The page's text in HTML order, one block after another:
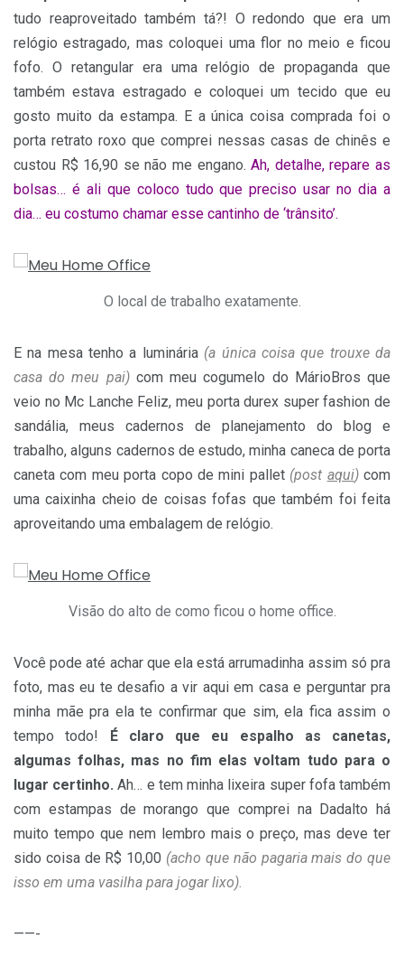
tudo reaproveitado também tá?! O redondo que era um
relógio estragado, mas coloquei uma flor no meio e ficou
fofo. O retangular era uma relógio de propaganda que
também estava estragado e coloquei um tecido que eu
gosto muito da estampa. E a única coisa comprada foi o
porta retrato roxo que comprei nessas casas de chinês e
custou R$ 16,90 se não me engano.Ah, detalhe, repare as
bolsas… é ali que coloco tudo que preciso usar no dia a
dia… eu costumo chamar esse cantinho de ‘trânsito’.
O local de trabalho exatamente.
E na mesa tenho a luminária (a única coisa que trouxe da
casa do meu pai)com meu cogumelo do MárioBros que
veio no Mc Lanche Feliz, meu porta durex super fashion de
sandália, meus cadernos de planejamento do blog e
trabalho, alguns cadernos de estudo, minha caneca de porta
caneta com meu porta copo de mini pallet (post aqui)com
uma caixinha cheio de coisas fofas que também foi feita
aproveitando uma embalagem de relógio.
Visão do alto de como ficou o home office.
Você pode até achar que ela está arrumadinha assim só pra
foto, mas eu te desafio a vir aqui em casa e perguntar pra
minha mãe pra ela te confirmar que sim, ela fica assim o
tempo todo! É claro que eu espalho as canetas,
algumas folhas, mas no fim elas voltam tudo para o
lugar certinho. Ah… e tem minha lixeira super fofa também
com estampas de morango que comprei na Dadalto há
muito tempo que nem lembro mais o preço, mas deve ter
sido coisa de R$ 10,00 (acho que não pagaria mais do que
isso em uma vasilha para jogar lixo).
——-